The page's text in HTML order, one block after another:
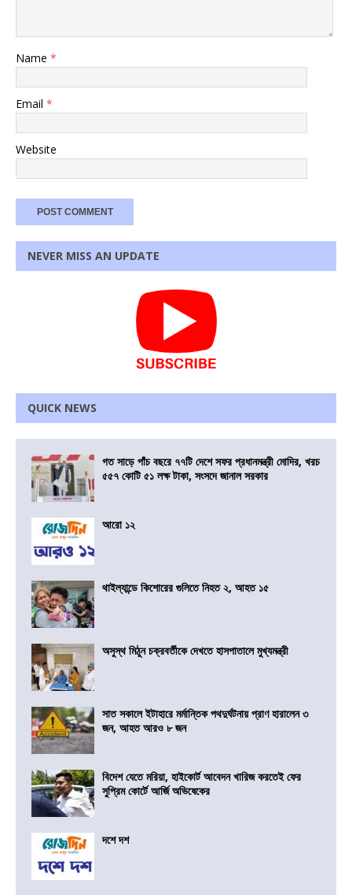
Name *
Email *
Website
NEVER MISS AN UPDATE
QUICK NEWS
গত সাড়ে পাঁচ বছরে ৭৭টি দেশে সফর প্রধানমন্ত্রী মোদির, খরচ
৫৫৭ কোটি ৫১ লক্ষ টাকা, সংসদে জানাল সরকার
আরো ১২
থাইল্যান্ডে কিশোরের গুলিতে নিহত ২, আহত ১৫
অসুস্থ মিঠুন চক্রবর্তীকে দেখতে হাসপাতালে মুখ্যমন্ত্রী
সাত সকালে ইটাহারে মর্মান্তিক পথদুর্ঘটনায় প্রাণ হারালেন ৩
জন, আহত আরও ৮ জন
বিদেশ যেতে মরিয়া, হাইকোর্ট আবেদন খারিজ করতেই ফের
সুপ্রিম কোর্টে আর্জি অভিষেকের
দশে দশ